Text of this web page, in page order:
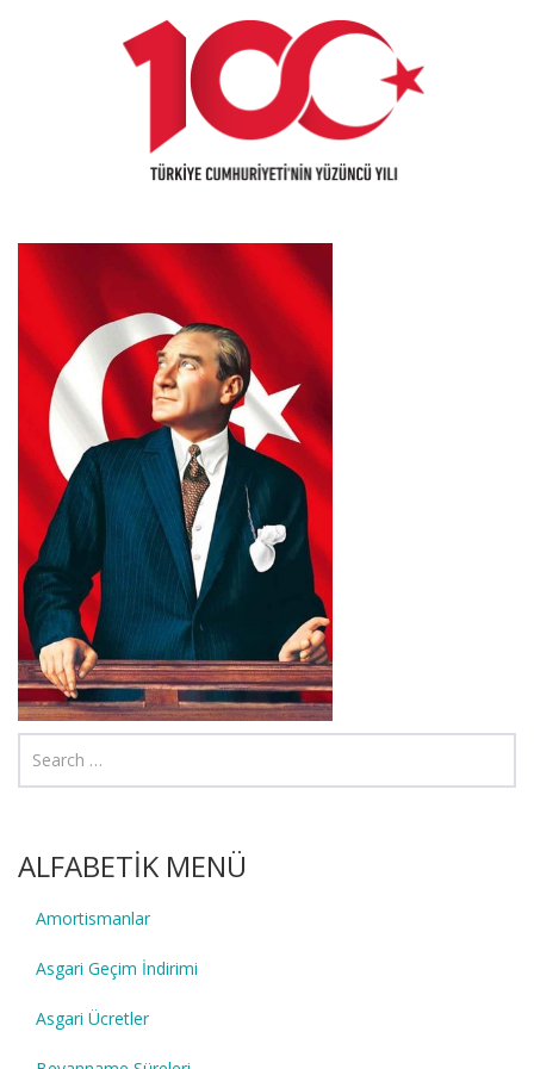
ALFABETİK MENÜ
Amortismanlar
Asgari Geçim İndirimi
Asgari Ücretler